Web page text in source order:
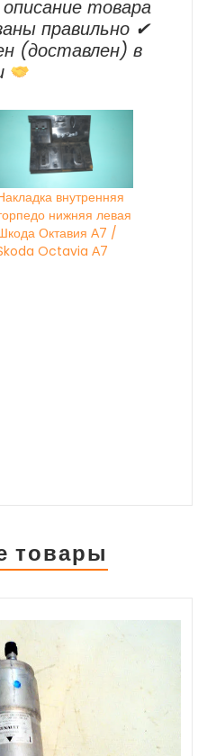
товара
правильно ✔
(доставлен) в
внутренняя
нижняя левая
Октавия А7 /
Octavia А7
товары